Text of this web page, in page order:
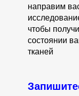
направим
чтобы
состоянии
тканей